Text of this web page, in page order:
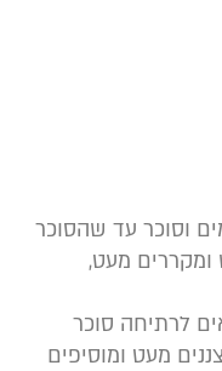
עד שהסוכר
מעט,
סוכר
מעט ומוסיפים